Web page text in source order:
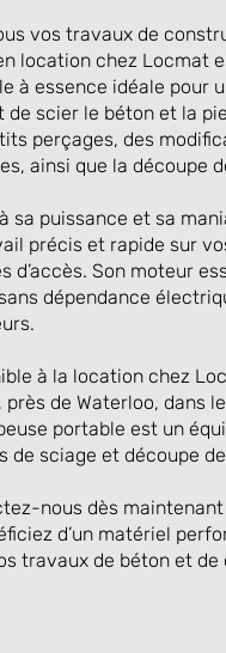
vos travaux de
location chez Locmat
à essence idéale pour
de scier le béton et la
perçages, des
ainsi que la découpe
sa puissance et sa
précis et rapide sur
d’accès. Son moteur
dépendance
à la location chez
près de Waterloo, dans
portable est un
de sciage et découpe
nous dès
d’un matériel
travaux de béton et